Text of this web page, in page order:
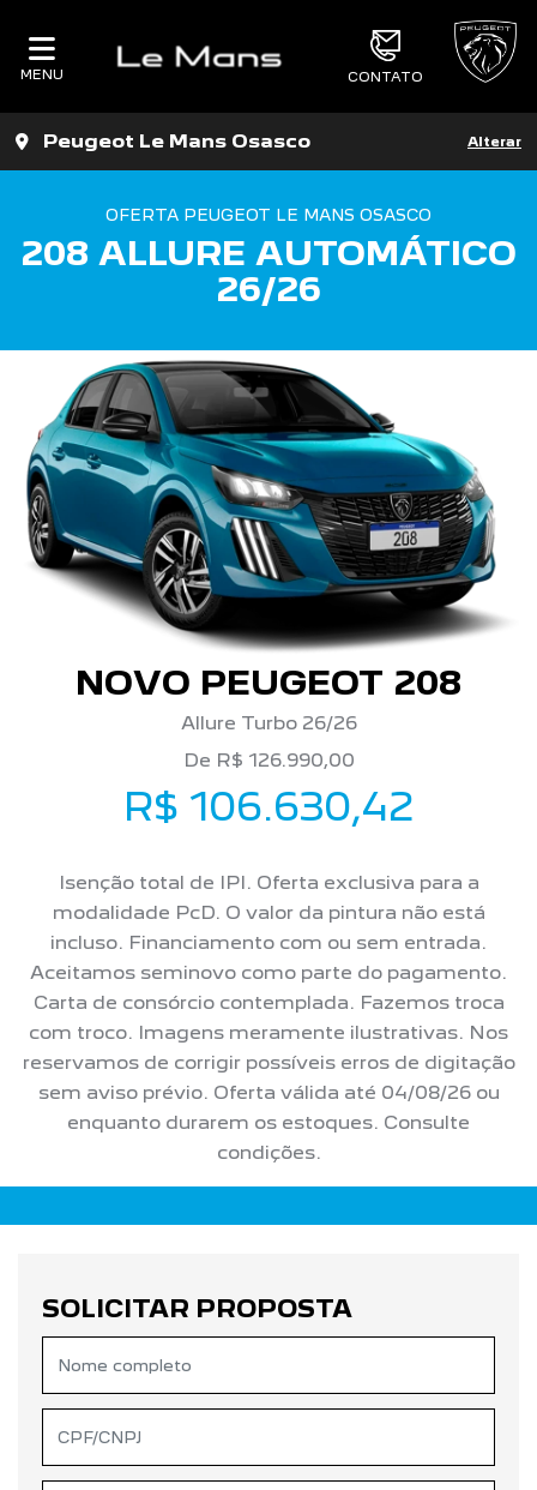
MENU CONTATO
Peugeot Le Mans Osasco Alterar
OFERTA PEUGEOT LE MANS OSASCO
208 ALLURE AUTOMÁTICO
26/26
NOVO PEUGEOT 208
Allure Turbo 26/26
De R$ 126.990,00
R$ 106.630,42
Isenção total de IPI. Oferta exclusiva para a
modalidade PcD. O valor da pintura não está
incluso. Financiamento com ou sem entrada.
Aceitamos seminovo como parte do pagamento.
Carta de consórcio contemplada. Fazemos troca
com troco. Imagens meramente ilustrativas. Nos
reservamos de corrigir possíveis erros de digitação
sem aviso prévio. Oferta válida até 04/08/26 ou
enquanto durarem os estoques. Consulte
condições.
SOLICITAR PROPOSTA